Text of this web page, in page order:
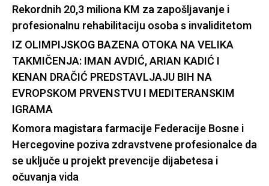
Rekordnih 20,3 miliona KM za zapošljavanje i
profesionalnu rehabilitaciju osoba s invaliditetom
IZ OLIMPIJSKOG BAZENA OTOKA NA VELIKA
TAKMIČENJA: IMAN AVDIĆ, ARIAN KADIĆ I
KENAN DRAČIĆ PREDSTAVLJAJU BIH NA
EVROPSKOM PRVENSTVU I MEDITERANSKIM
IGRAMA
Komora magistara farmacije Federacije Bosne i
Hercegovine poziva zdravstvene profesionalce da
se uključe u projekt prevencije dijabetesa i
očuvanja vida